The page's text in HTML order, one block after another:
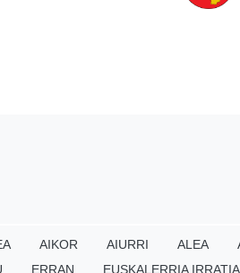
AIKOR AIURRI ALEA
ERRAN EUSKALERRIA IRRATIA